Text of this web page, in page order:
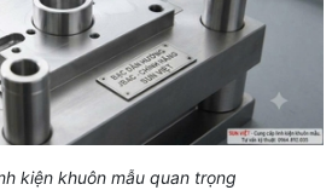
kiện khuôn mẫu quan trọng